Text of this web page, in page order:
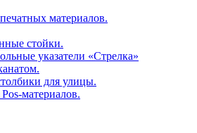
материалов.
стойки.
указатели «Стрелка»
для улицы.
материалов.